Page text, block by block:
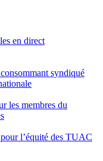
en direct
syndiqué
les membres du
l’équité des TUAC